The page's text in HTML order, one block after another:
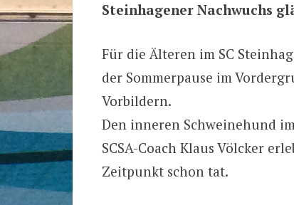
Steinhagener Nachwuchs
Für die Älteren im SC
der Sommerpause im
Vorbildern.
Den inneren Schweinehund
SCSA-Coach Klaus Völcker
Zeitpunkt schon tat.